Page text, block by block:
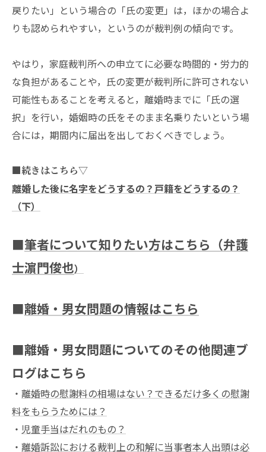
戻りたい」という場合の「氏の変更」は，ほかの場合よ
りも認められやすい，というのが裁判例の傾向です。
やはり，家庭裁判所への申立てに必要な時間的・労力的
な負担があることや，氏の変更が裁判所に許可されない
可能性もあることを考えると，離婚時までに「氏の選
択」を行い，婚姻時の氏をそのまま名乗りたいという場
合には，期間内に届出を出しておくべきでしょう。
■続きはこちら▽
離婚した後に名字をどうするの？戸籍をどうするの？
（下）
■筆者について知りたい方はこちら（弁護
士濵門俊也）
■離婚・男女問題の情報はこちら
■離婚・男女問題についてのその他関連ブ
ログはこちら
・ 離婚時の慰謝料の相場はない？できるだけ多くの慰謝
料をもらうためには？
・ 児童手当はだれのもの？
・ 離婚訴訟における裁判上の和解に当事者本人出頭は必